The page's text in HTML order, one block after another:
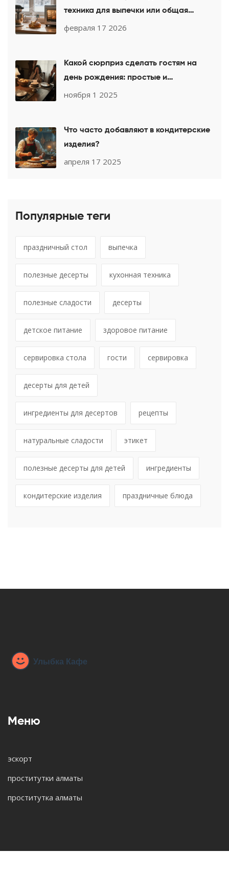
техника для выпечки или общая
бытовая техника?
февраля 17 2026
Какой сюрприз сделать гостям на
день рождения: простые и
запоминающиеся идеи
ноября 1 2025
Что часто добавляют в кондитерские
изделия?
апреля 17 2025
Популярные теги
праздничный стол выпечка
полезные десерты кухонная техника
полезные сладости десерты
детское питание здоровое питание
сервировка стола гости сервировка
десерты для детей
ингредиенты для десертов рецепты
натуральные сладости этикет
полезные десерты для детей ингредиенты
кондитерские изделия праздничные блюда
Меню
эскорт
проститутки алматы
проститутка алматы